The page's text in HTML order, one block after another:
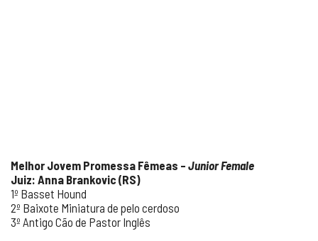
Melhor Jovem Promessa Fêmeas – Junior Female
Juiz: Anna Brankovic (RS)
1º Basset Hound
2º Baixote Miniatura de pelo cerdoso
3º Antigo Cão de Pastor Inglês